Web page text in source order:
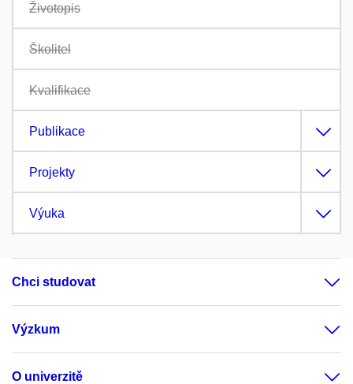
Životopis
Školitel
Kvalifikace
Publikace
Projekty
Výuka
Chci studovat
Výzkum
O univerzitě